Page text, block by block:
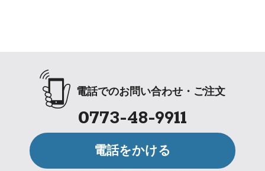
電話でのお問い合わせ・ご注文
0773-48-9911
電話をかける